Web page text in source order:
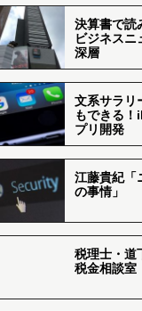
決算書で読
ビジネスニ
深層
文系サラリ
もできる
プリ開発
江藤貴紀「
の事情」
税理士・道
税金相談室